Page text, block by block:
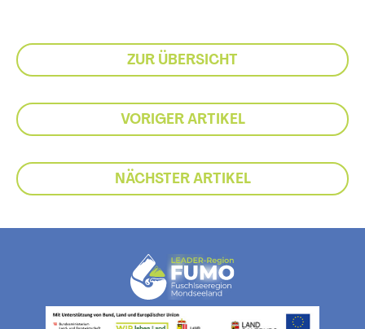
ZUR ÜBERSICHT
VORIGER ARTIKEL
NÄCHSTER ARTIKEL